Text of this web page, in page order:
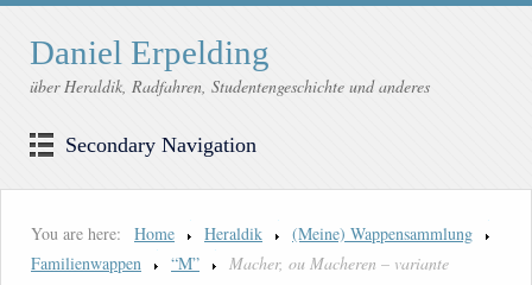
Daniel Erpelding
über Heraldik, Radfahren, Studentengeschichte und anderes
Secondary Navigation
You are here: Home Heraldik
(Meine) Wappensammlung
Familienwappen
“M” Macher, ou Macheren – variante